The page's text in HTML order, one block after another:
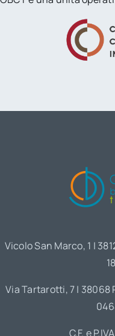
Vicolo San Marco, 1 |
Via Tartarotti, 7 | 38068
C.F. e